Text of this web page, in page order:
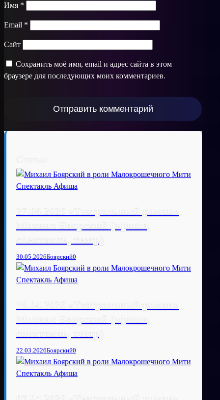
Имя *
Email *
Сайт
Сохранить моё имя, email и адрес сайта в этом
браузере для последующих моих комментариев.
27.06.2026 «Театральный роман»
Михаил Боярский (афиша,
спектакль, театр)
30.05.2026Боярский0
19.04.2026 «Театральный роман»
Михаил Боярский (афиша,
спектакль, театр)
22.03.2026Боярский0